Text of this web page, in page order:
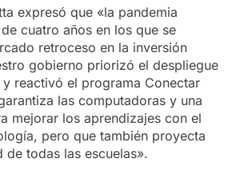
expresó que «la pandemia
cuatro años en los que se
retroceso en la inversión
gobierno priorizó el despliegue
reactivó el programa Conectar
las computadoras y una
mejorar los aprendizajes con el
pero que también proyecta
de todas las escuelas».